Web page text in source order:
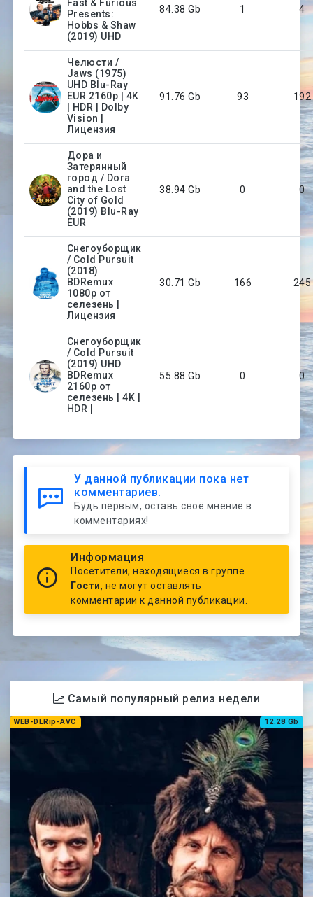
Fast & Furious
Presents:
Hobbs & Shaw
(2019) UHD
84.38 Gb 1 4
Челюсти /
Jaws (1975)
UHD Blu-Ray
EUR 2160p | 4K
| HDR | Dolby
Vision |
Лицензия
91.76 Gb 93 192
Дора и
Затерянный
город / Dora
and the Lost
City of Gold
(2019) Blu-Ray
EUR
38.94 Gb 0 0
Снегоуборщик
/ Cold Pursuit
(2018)
BDRemux
1080p от
селезень |
Лицензия
30.71 Gb 166 245
Снегоуборщик
/ Cold Pursuit
(2019) UHD
BDRemux
2160p от
селезень | 4K |
HDR |
55.88 Gb 0 0
У данной публикации пока нет
комментариев.
Будь первым, оставь своё мнение в
комментариях!
Информация
Посетители, находящиеся в группе
Гости, не могут оставлять
комментарии к данной публикации.
Самый популярный релиз недели
WEB-DLRip-AVC 12.28 Gb